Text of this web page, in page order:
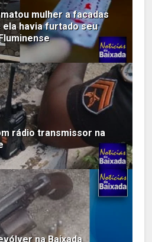
mulher a facadas
havia furtado seu
rádio transmissor na
na Baixada